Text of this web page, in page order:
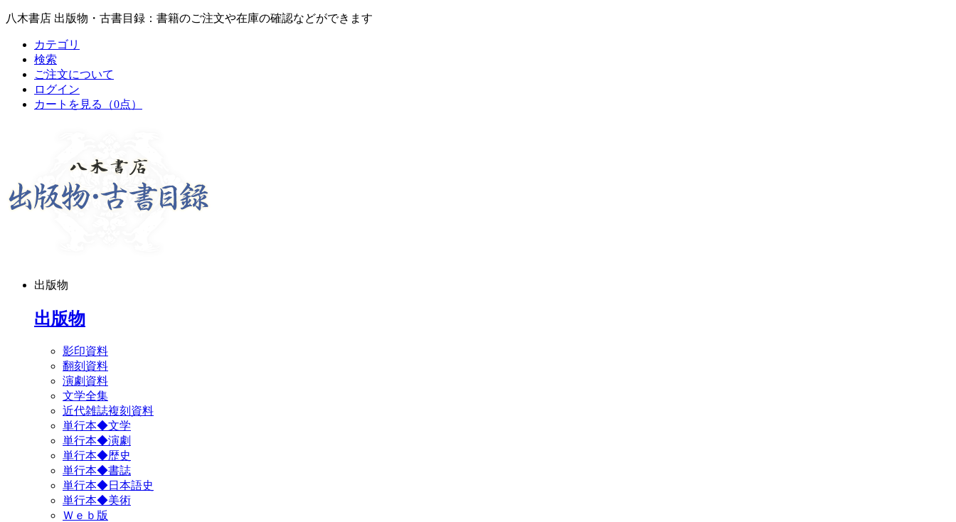
八木書店 出版物・古書目録：書籍のご注文や在庫の確認などができます
カテゴリ
検索
ご注文について
ログイン
カートを見る
（0点）
出版物
出版物
影印資料
翻刻資料
演劇資料
文学全集
近代雑誌複刻資料
単行本◆文学
単行本◆演劇
単行本◆歴史
単行本◆書誌
単行本◆日本語史
単行本◆美術
Ｗｅｂ版